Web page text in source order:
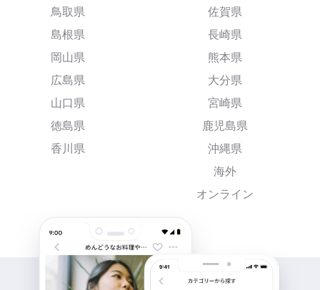
鳥取県
島根県
岡山県
広島県
山口県
徳島県
香川県
佐賀県
長崎県
熊本県
大分県
宮崎県
鹿児島県
沖縄県
海外
オンライン